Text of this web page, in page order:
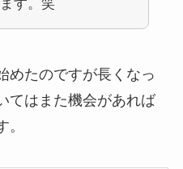
す。笑
めたのですが長くなっ
てはまた機会があれば